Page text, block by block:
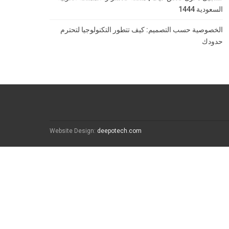
السعودية 1444
الخصوصية حسب التصميم: كيف تتطور التكنولوجيا لتحترم
حدودك
Website Design: deepotech.com